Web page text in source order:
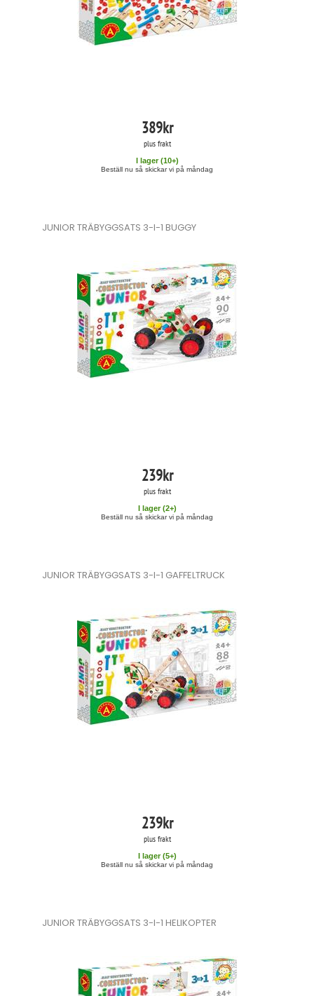
389kr
plus frakt
I lager (10+)
Beställ nu så skickar vi på måndag
JUNIOR TRÄBYGGSATS 3-I-1 BUGGY
239kr
plus frakt
I lager (2+)
Beställ nu så skickar vi på måndag
JUNIOR TRÄBYGGSATS 3-I-1 GAFFELTRUCK
239kr
plus frakt
I lager (5+)
Beställ nu så skickar vi på måndag
JUNIOR TRÄBYGGSATS 3-I-1 HELIKOPTER